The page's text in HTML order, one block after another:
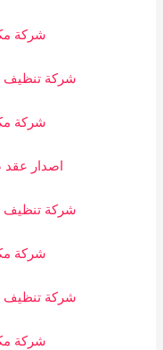
شركة
شركة تنظيف
شركة
اصدار عقد
شركة تنظيف
شركة
شركة تنظيف
شركة